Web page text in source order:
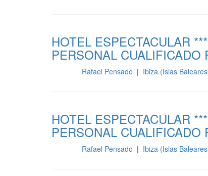
HOTEL ESPECTACULAR
PERSONAL CUALIFICADO
Rafael Pensado | Ibiza (Islas
HOTEL ESPECTACULAR
PERSONAL CUALIFICADO
Rafael Pensado | Ibiza (Islas